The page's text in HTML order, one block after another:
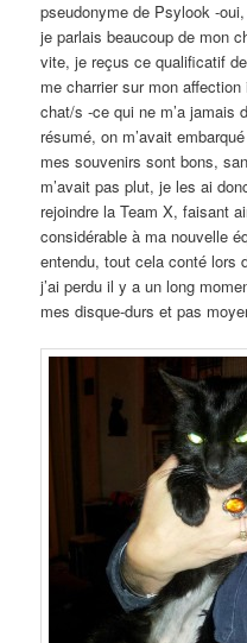
pseudonyme de Psylook -
je parlais beaucoup de mon
vite, je reçus ce qualificatif
me charrier sur mon
chat/s -ce qui ne m’a jamais
résumé, on m’avait
mes souvenirs sont bons,
m’avait pas plut, je les ai
rejoindre la Team X, faisant
considérable à ma nouvelle
entendu, tout cela conté lors
j’ai perdu il y a un long
mes disque-durs et pas